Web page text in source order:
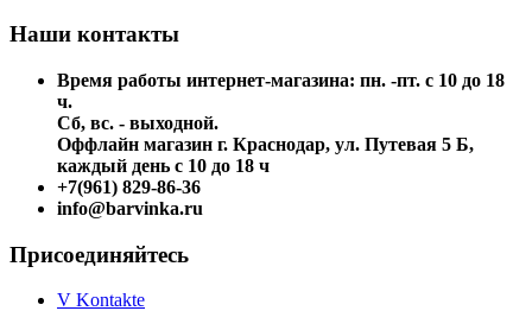
Наши контакты
Время работы интернет-магазина: пн. -пт. с 10 до 18
ч.
Сб, вс. - выходной.
Оффлайн магазин г. Краснодар, ул. Путевая 5 Б,
каждый день с 10 до 18 ч
+7(961) 829-86-36
info@barvinka.ru
Присоединяйтесь
V Kontakte